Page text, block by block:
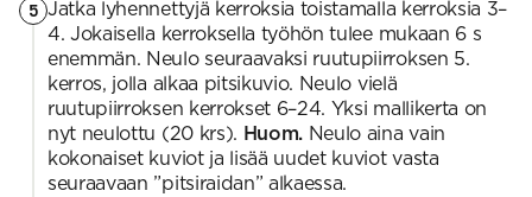
5 Jatka lyhennettyjä kerroksia toistamalla kerroksia 3–
4. Jokaisella kerroksella työhön tulee mukaan 6 s
enemmän. Neulo seuraavaksi ruutupiirroksen 5.
kerros, jolla alkaa pitsikuvio. Neulo vielä
ruutupiirroksen kerrokset 6–24. Yksi mallikerta on
nyt neulottu (20 krs). Huom. Neulo aina vain
kokonaiset kuviot ja lisää uudet kuviot vasta
seuraavaan ”pitsiraidan” alkaessa.